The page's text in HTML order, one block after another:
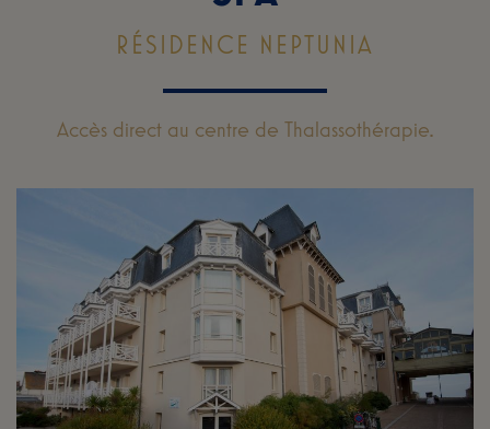
RÉSIDENCE NEPTUNIA
Accès direct au centre de Thalassothérapie.